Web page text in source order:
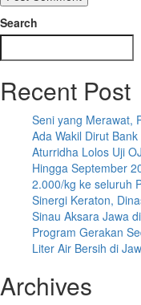
Search
Recent Post
Seni yang Merawat,
Ada Wakil Dirut
Aturridha Lolos Uji
Hingga September
2.000/kg ke seluruh
Sinergi Keraton,
Sinau Aksara Jawa
Program Gerakan
Liter Air Bersih di
Archives